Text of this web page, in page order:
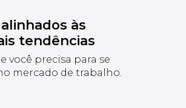
às
tendências
você precisa para se
mercado de trabalho.